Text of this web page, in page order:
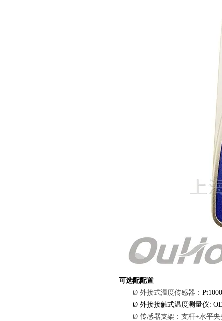
可选配配置
Ø 外接式温度传感器 ：
Ø 外接接触式温度测量仪: O
Ø 传感器支架 ： 支杆+水平夹